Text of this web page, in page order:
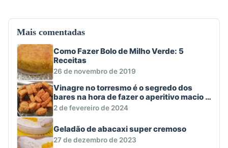
Mais comentadas
Como Fazer Bolo de Milho Verde: 5
Receitas
26 de novembro de 2019
Vinagre no torresmo é o segredo dos
bares na hora de fazer o aperitivo macio e
crocante
2 de fevereiro de 2024
Geladão de abacaxi super cremoso
27 de dezembro de 2023